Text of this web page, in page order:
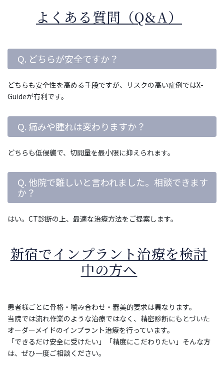
よくある質問（Q&A）
Q. どちらが安全ですか？
どちらも安全性を高める手段ですが、リスクの高い症例ではX-
Guideが有利です。
Q. 痛みや腫れは変わりますか？
どちらも低侵襲で、切開量を最小限に抑えられます。
Q. 他院で難しいと言われました。相談できます
か？
はい。CT診断の上、最適な治療方法をご提案します。
新宿でインプラント治療を検討
中の方へ
患者様ごとに骨格・噛み合わせ・審美的要求は異なります。
当院では流れ作業のような治療ではなく、精密診断にもとづいた
オーダーメイドのインプラント治療を行っています。
「できるだけ安全に受けたい」「精度にこだわりたい」そんな方
は、ぜひ一度ご相談ください。